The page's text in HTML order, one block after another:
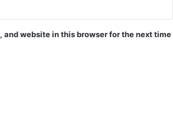
and website in this browser for the next time